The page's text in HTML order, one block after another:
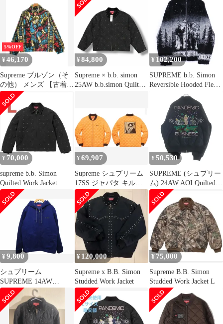
テッド ワークジャケッ
ト キルティング/XL
グ刺繍ブルゾン メンズ
5%OFF
¥46,170
Supreme ブルゾン（そ
の他） メンズ 【古着】
【中古】【送料無料】
¥ 84,800
Supreme × b.b. simon
25AW b.b.simon Quilted
ット シュプリーム × ビ
ービーサイモン ブラッ
ク XL （3286M）
¥ 102,200
SUPREME b.b. Simon
Reversible Hooded Fleece
Jacket XLサイズ ブラッ
¥ 70,000
supreme b.b. Simon
Quilted Work Jacket
¥69,907
Supreme シュプリーム
17SS ジャパタ キルテ
ィング ワークジャケッ
ト L
¥ 50,530
SUPREME (シュプリー
ム) 24AW AOI Quilted
Work Jacket アオイキル
テッドワークジャケッ
ト キルティングジャケ
ット ブラック
¥9,800
シュプリーム
SUPREME 14AW
Pettibon Bang Hooded
Work Jacket ワークジャ
ケット 中綿ジャケット
キルティング バックプ
¥ 120,000
Supreme x B.B. Simon
Studded Work Jacket
¥ 75,000
Supreme B.B. Simon
Studded Work Jacket L